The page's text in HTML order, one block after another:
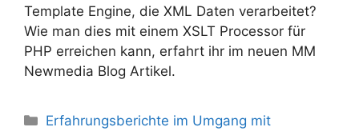
Template Engine, die XML Daten verarbeitet?
Wie man dies mit einem XSLT Processor für
PHP erreichen kann, erfahrt ihr im neuen MM
Newmedia Blog Artikel.
Kategorien
Erfahrungsberichte im Umgang mit